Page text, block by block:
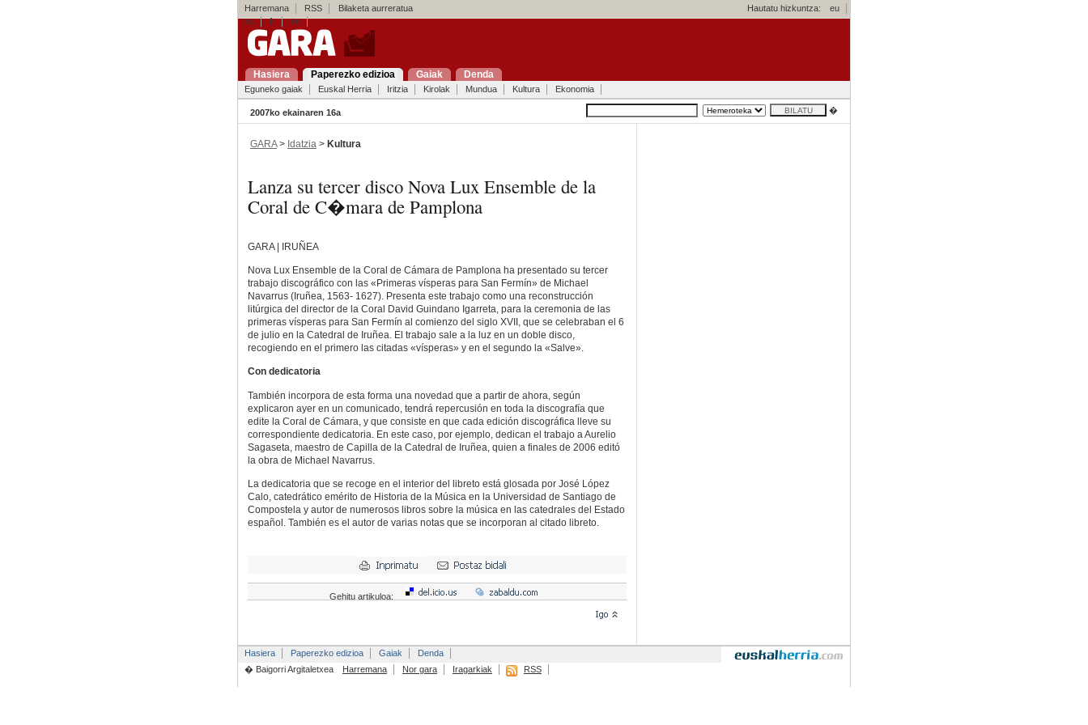
Harremana RSS Bilaketa aurreratua Hautatu hizkuntza:
eu
es
fr en
Hasiera Paperezko edizioa Gaiak Denda
Eguneko gaiak Euskal Herria Iritzia Kirolak Mundua Kultura Ekonomia
2007ko ekainaren 16a �
GARA> Idatzia > Kultura
Lanza su tercer disco Nova Lux Ensemble de la
Coral de C�mara de Pamplona
GARA | IRUÑEA
Nova Lux Ensemble de la Coral de Cámara de Pamplona ha presentado su tercer
trabajo discográfico con las «Primeras vísperas para San Fermín» de Michael
Navarrus (Iruñea, 1563- 1627). Presenta este trabajo como una reconstrucción
litúrgica del director de la Coral David Guindano Igarreta, para la ceremonia de las
primeras vísperas para San Fermín al comienzo del siglo XVII, que se celebraban el 6
de julio en la Catedral de Iruñea. El trabajo sale a la luz en un doble disco,
recogiendo en el primero las citadas «vísperas» y en el segundo la «Salve».
Con dedicatoria
También incorpora de esta forma una novedad que a partir de ahora, según
explicaron ayer en un comunicado, tendrá repercusión en toda la discografía que
edite la Coral de Cámara, y que consiste en que cada edición discográfica lleve su
correspondiente dedicatoria. En este caso, por ejemplo, dedican el trabajo a Aurelio
Sagaseta, maestro de Capilla de la Catedral de Iruñea, quien a finales de 2006 editó
la obra de Michael Navarrus.
La dedicatoria que se recoge en el interior del libreto está glosada por José López
Calo, catedrático emérito de Historia de la Música en la Universidad de Santiago de
Compostela y autor de numerosos libros sobre la música en las catedrales del Estado
español. También es el autor de varias notas que se incorporan al citado libreto.
Gehitu artikuloa:
Hasiera Paperezko edizioa Gaiak
Denda
� Baigorri Argitaletxea
Harremana Nor gara Iragarkiak RSS